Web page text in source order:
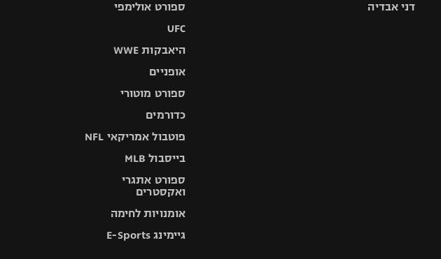
דני אבדיה
ספורט אולימפי
UFC
היאבקות WWE
אופניים
ספורט מוטורי
כדורמים
פוטבול אמריקאי NFL
בייסבול MLB
ספורט אתגרי
ואקסטרים
אומנויות לחימה
גיימינג E-Sports